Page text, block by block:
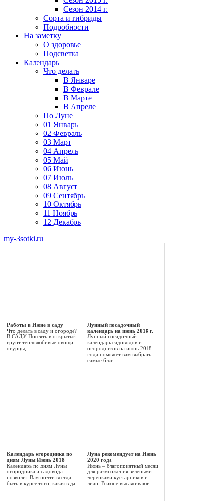
Сезон 2014 г.
Сорта и гибриды
Подробности
На заметку
О здоровье
Подсветка
Календарь
Что делать
В Январе
В Феврале
В Марте
В Апреле
По Луне
01 Январь
02 Февраль
03 Март
04 Апрель
05 Май
06 Июнь
07 Июль
08 Август
09 Сентябрь
10 Октябрь
11 Ноябрь
12 Декабрь
my-3sotki.ru
Работы в Июне в саду
Что делать в саду и огороде?
В САДУ Посеять в открытый
грунт теплолюбивые овощи:
огурцы, ...
Лунный посадочный
календарь на июнь 2018 г.
Лунный посадочный
календарь садоводов и
огородников на июнь 2018
года поможет вам выбрать
самые благ...
Календарь огородника по
дням Луны Июнь 2018
Календарь по дням Луны
огородника и садовода
позволит Вам почти всегда
быть в курсе того, какая в да...
Луна рекомендует на Июнь
2020 года
Июнь – благоприятный месяц
для размножения зелеными
черенками кустарников и
лиан. В июне высаживают ...